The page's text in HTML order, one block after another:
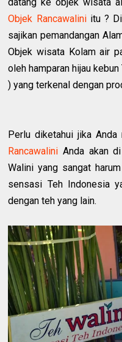
datang ke objek wisata
Objek Rancawaliniitu ? Di
sajikan pemandangan
Objek wisata Kolam air
oleh hamparan hijau
) yang terkenal dengan
Perlu diketahui jika
RancawaliniAnda akan
Walini yang sangat
sensasi Teh Indonesia
dengan teh yang lain.